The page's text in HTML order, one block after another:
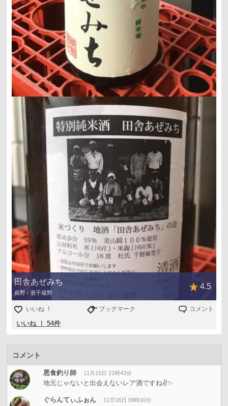
田舎あぜみち
長野 / 酒千蔵野
4.5
いいね ！ ブックマーク コメント
いいね ！ 54件
コメント
悪食釣り師 11月15日 21時43分
地元じゃないと出会えないレア酒ですね✌✨
ぐらんてぃふぉん 11月16日 09時10分